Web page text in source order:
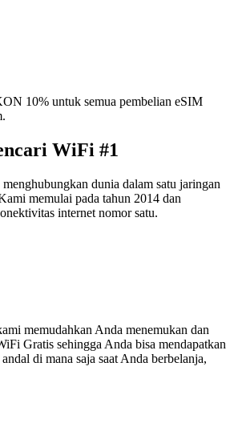
10% untuk semua pembelian eSIM
WiFi #1
dunia dalam satu jaringan
memulai pada tahun 2014 dan
internet nomor satu.
memudahkan Anda menemukan dan
Gratis sehingga Anda bisa mendapatkan
di mana saja saat Anda berbelanja,